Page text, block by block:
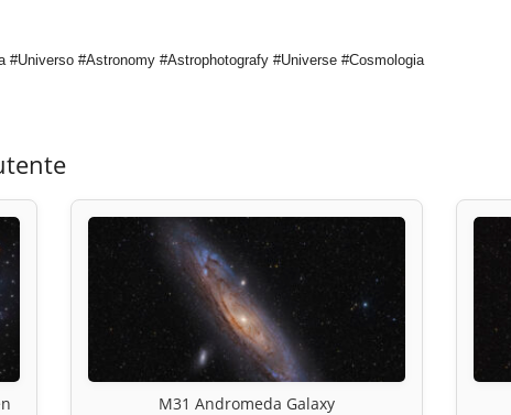
#Astronomy #Astrophotografy #Universe #Cosmologia
M31 Andromeda Galaxy